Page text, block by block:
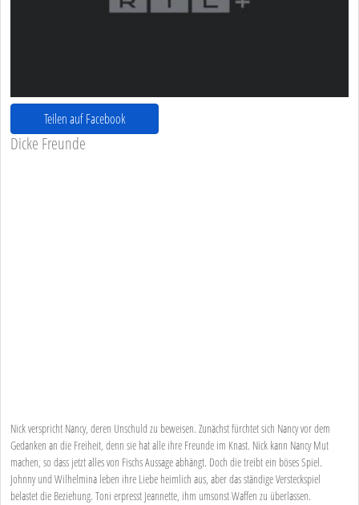
Teilen auf Facebook
Dicke Freunde
Nick verspricht Nancy, deren Unschuld zu beweisen. Zunächst fürchtet sich Nancy vor dem
Gedanken an die Freiheit, denn sie hat alle ihre Freunde im Knast. Nick kann Nancy Mut
machen, so dass jetzt alles von Fischs Aussage abhängt. Doch die treibt ein böses Spiel.
Johnny und Wilhelmina leben ihre Liebe heimlich aus, aber das ständige Versteckspiel
belastet die Beziehung. Toni erpresst Jeannette, ihm umsonst Waffen zu überlassen.